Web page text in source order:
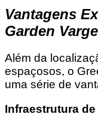
Vantagens
Garden
Além da
espaçosos, o
uma série de
Infraestrutura